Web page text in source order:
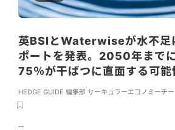
英BSIとWaterwiseが水不足
ポートを発表。2050年まで
75％が干ばつに直面する可能
HEDGE GUIDE 編集部 サーキュラーエコノミーチ
...